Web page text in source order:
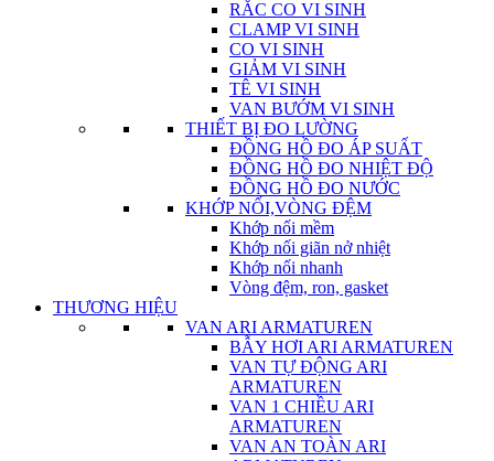
RẮC CO VI SINH
CLAMP VI SINH
CO VI SINH
GIẢM VI SINH
TÊ VI SINH
VAN BƯỚM VI SINH
THIẾT BỊ ĐO LƯỜNG
ĐỒNG HỒ ĐO ÁP SUẤT
ĐỒNG HỒ ĐO NHIỆT ĐỘ
ĐỒNG HỒ ĐO NƯỚC
KHỚP NỐI,VÒNG ĐỆM
Khớp nối mềm
Khớp nối giãn nở nhiệt
Khớp nối nhanh
Vòng đệm, ron, gasket
THƯƠNG HIỆU
VAN ARI ARMATUREN
BẪY HƠI ARI ARMATUREN
VAN TỰ ĐỘNG ARI
ARMATUREN
VAN 1 CHIỀU ARI
ARMATUREN
VAN AN TOÀN ARI